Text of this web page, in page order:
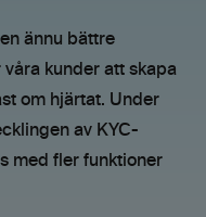
ännu bättre
kunder att skapa
om hjärtat. Under
av KYC-
med fler funktioner